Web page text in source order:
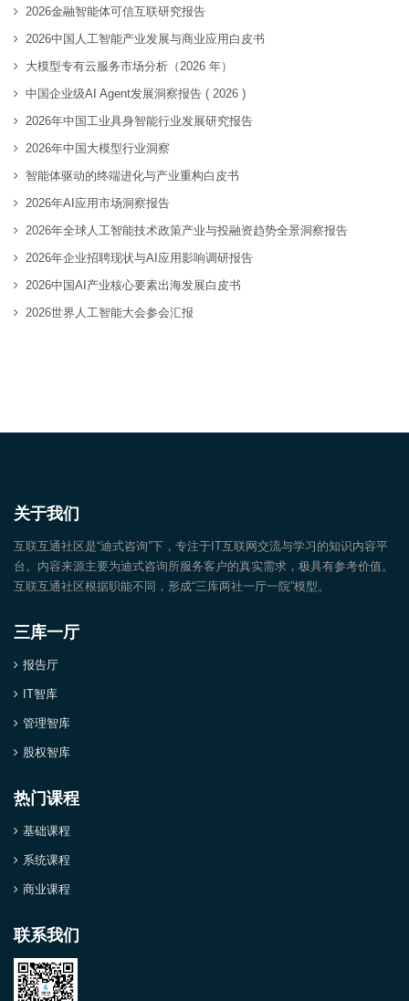
2026金融智能体可信互联研究报告
2026中国人工智能产业发展与商业应用白皮书
大模型专有云服务市场分析（2026 年）
中国企业级AI Agent发展洞察报告 ( 2026 )
2026年中国工业具身智能行业发展研究报告
2026年中国大模型行业洞察
智能体驱动的终端进化与产业重构白皮书
2026年AI应用市场洞察报告
2026年全球人工智能技术政策产业与投融资趋势全景洞察报告
2026年企业招聘现状与AI应用影响调研报告
2026中国AI产业核心要素出海发展白皮书
2026世界人工智能大会参会汇报
关于我们
互联互通社区是“迪式咨询”下，专注于IT互联网交流与学习的知识内容平
台。内容来源主要为迪式咨询所服务客户的真实需求，极具有参考价值。
互联互通社区根据职能不同，形成“三库两社一厅一院”模型。
三库一厅
报告厅
IT智库
管理智库
股权智库
热门课程
基础课程
系统课程
商业课程
联系我们